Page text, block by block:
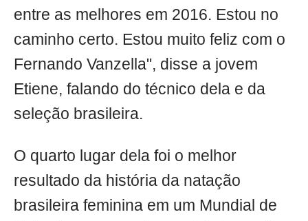
entre as melhores em 2016. Estou no
caminho certo. Estou muito feliz com o
Fernando Vanzella", disse a jovem
Etiene, falando do técnico dela e da
seleção brasileira.
O quarto lugar dela foi o melhor
resultado da história da natação
brasileira feminina em um Mundial de